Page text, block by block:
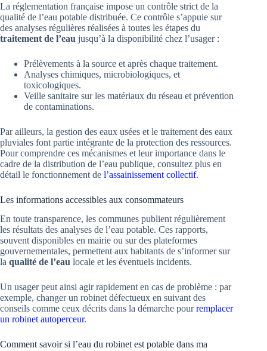
La réglementation française impose un contrôle strict de la
qualité de l’eau potable distribuée. Ce contrôle s’appuie sur
des analyses régulières réalisées à toutes les étapes du
traitement de l’eau jusqu’à la disponibilité chez l’usager :
Prélèvements à la source et après chaque traitement.
Analyses chimiques, microbiologiques, et
toxicologiques.
Veille sanitaire sur les matériaux du réseau et prévention
de contaminations.
Par ailleurs, la gestion des eaux usées et le traitement des eaux
pluviales font partie intégrante de la protection des ressources.
Pour comprendre ces mécanismes et leur importance dans le
cadre de la distribution de l’eau publique, consultez plus en
détail le fonctionnement de l’assainissement collectif.
Les informations accessibles aux consommateurs
En toute transparence, les communes publient régulièrement
les résultats des analyses de l’eau potable. Ces rapports,
souvent disponibles en mairie ou sur des plateformes
gouvernementales, permettent aux habitants de s’informer sur
la qualité de l’eau locale et les éventuels incidents.
Un usager peut ainsi agir rapidement en cas de problème : par
exemple, changer un robinet défectueux en suivant des
conseils comme ceux décrits dans la démarche pourremplacer
un robinet autoperceur.
Comment savoir si l’eau du robinet est potable dans ma